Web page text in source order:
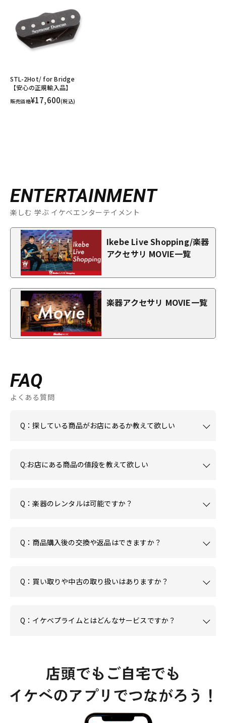
STL-2Hot/ for Bridge
【安心の正規輸入品】
販売価格¥17,600(税込)
ENTERTAINMENT
楽しむ 学ぶ イケベエンターテイメント
Ikebe Live Shopping/楽器
アクセサリ MOVIE一覧
楽器アクセサリ MOVIE一覧
FAQ
よくある質問
Q：探している商品がお店にあるか教えて欲しい
Q:お店にある商品の値段を教えて欲しい
Q：楽器のレンタルは可能ですか？
Q：商品購入後の交換や返品はできますか？
Q：買い取りや中古の取り扱いはありますか？
Q：イケベプライムとはどんなサービスですか？